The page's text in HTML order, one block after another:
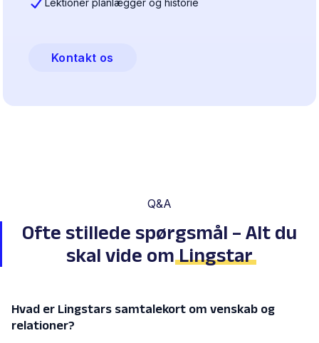
Lektioner planlægger og historie
Kontakt os
Q&A
Ofte stillede spørgsmål – Alt du
skal vide omLingstar
Hvad er Lingstars samtalekort om venskab og
relationer?